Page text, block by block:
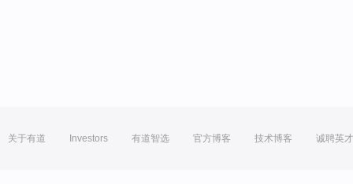
关于有道 Investors 有道智选 官方博客 技术博客 诚聘英才